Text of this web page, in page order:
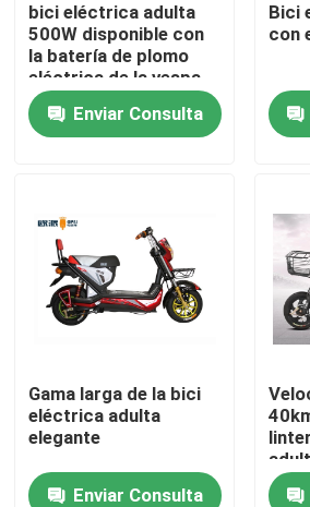
Inicio
Contactos
Productos
Vespa eléctrica del ciclomotor
bici eléctrica adulta
500W disponible con
la batería de plomo
eléctrica de la vespa
48v20ah del pedal
Enviar Consulta
Bici
con
Gama larga de la bici
eléctrica adulta
elegante
Enviar Consulta
bici